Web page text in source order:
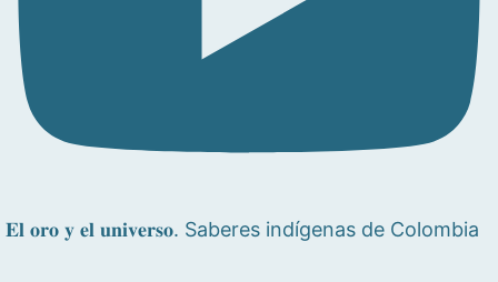
𝐄𝐥 𝐨𝐫𝐨 𝐲 𝐞𝐥 𝐮𝐧𝐢𝐯𝐞𝐫𝐬𝐨. Saberes indígenas de Colombia